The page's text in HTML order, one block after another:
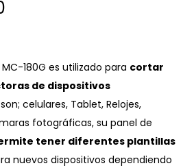
180G es utilizado para cortar
de dispositivos
celulares, Tablet, Relojes,
fotográficas, su panel de
tener diferentes plantillas
nuevos dispositivos dependiendo